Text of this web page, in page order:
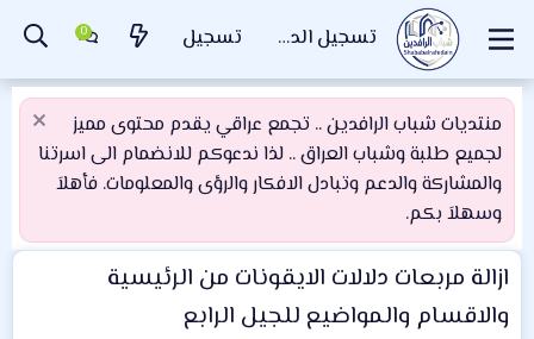
تسجيل الدخول تسجيل
منتديات شباب الرافدين .. تجمع عراقي يقدم محتوى مميز
لجميع طلبة وشباب العراق .. لذا ندعوكم للانضمام الى اسرتنا
والمشاركة والدعم وتبادل الافكار والرؤى والمعلومات. فأهلاَ
وسهلاَ بكم.
ازالة مربعات دلالات الايقونات من الرئيسية
والاقسام والمواضيع للجيل الرابع